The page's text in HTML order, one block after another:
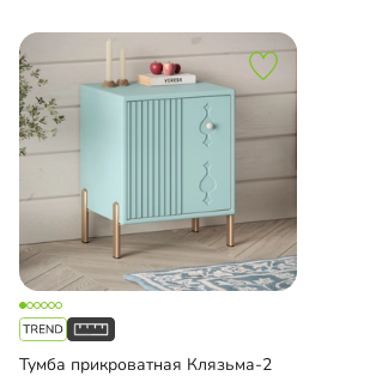
Тумба прикроватная Клязьма-2